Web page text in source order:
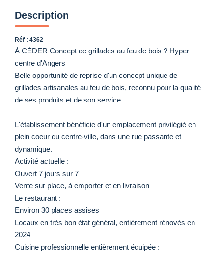
Description
Réf : 4362
À CÉDER Concept de grillades au feu de bois ? Hyper
centre d'Angers
Belle opportunité de reprise d'un concept unique de
grillades artisanales au feu de bois, reconnu pour la qualité
de ses produits et de son service.
L'établissement bénéficie d'un emplacement privilégié en
plein coeur du centre-ville, dans une rue passante et
dynamique.
Activité actuelle :
Ouvert 7 jours sur 7
Vente sur place, à emporter et en livraison
Le restaurant :
Environ 30 places assises
Locaux en très bon état général, entièrement rénovés en
2024
Cuisine professionnelle entièrement équipée :